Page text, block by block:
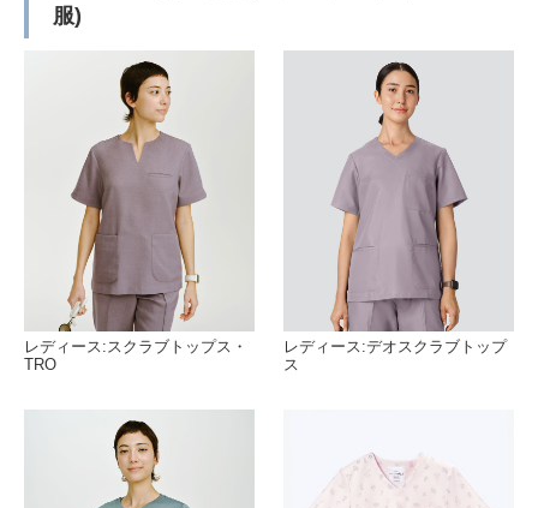
服)
レディース:スクラブトップス・
TRO
レディース:デオスクラブトップ
ス